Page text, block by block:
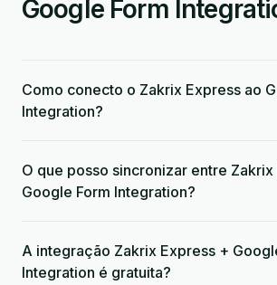
Google Form
Como conecto o Zakrix Express ao
Integration?
O que posso sincronizar entre Zakrix
Google Form Integration?
A integração Zakrix Express +
Integration é gratuita?